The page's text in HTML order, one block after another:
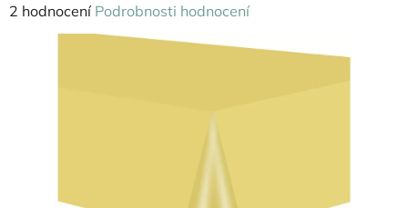
Průměrné
hodnocení
2 hodnocení Podrobnosti hodnocení